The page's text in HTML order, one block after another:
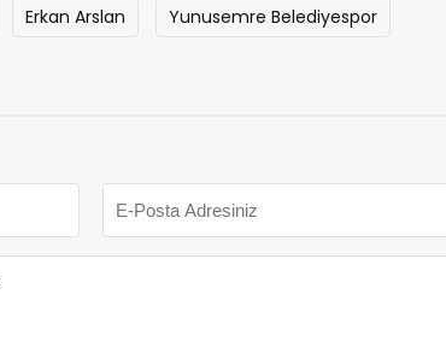
Erkan Arslan Yunusemre Belediyespor